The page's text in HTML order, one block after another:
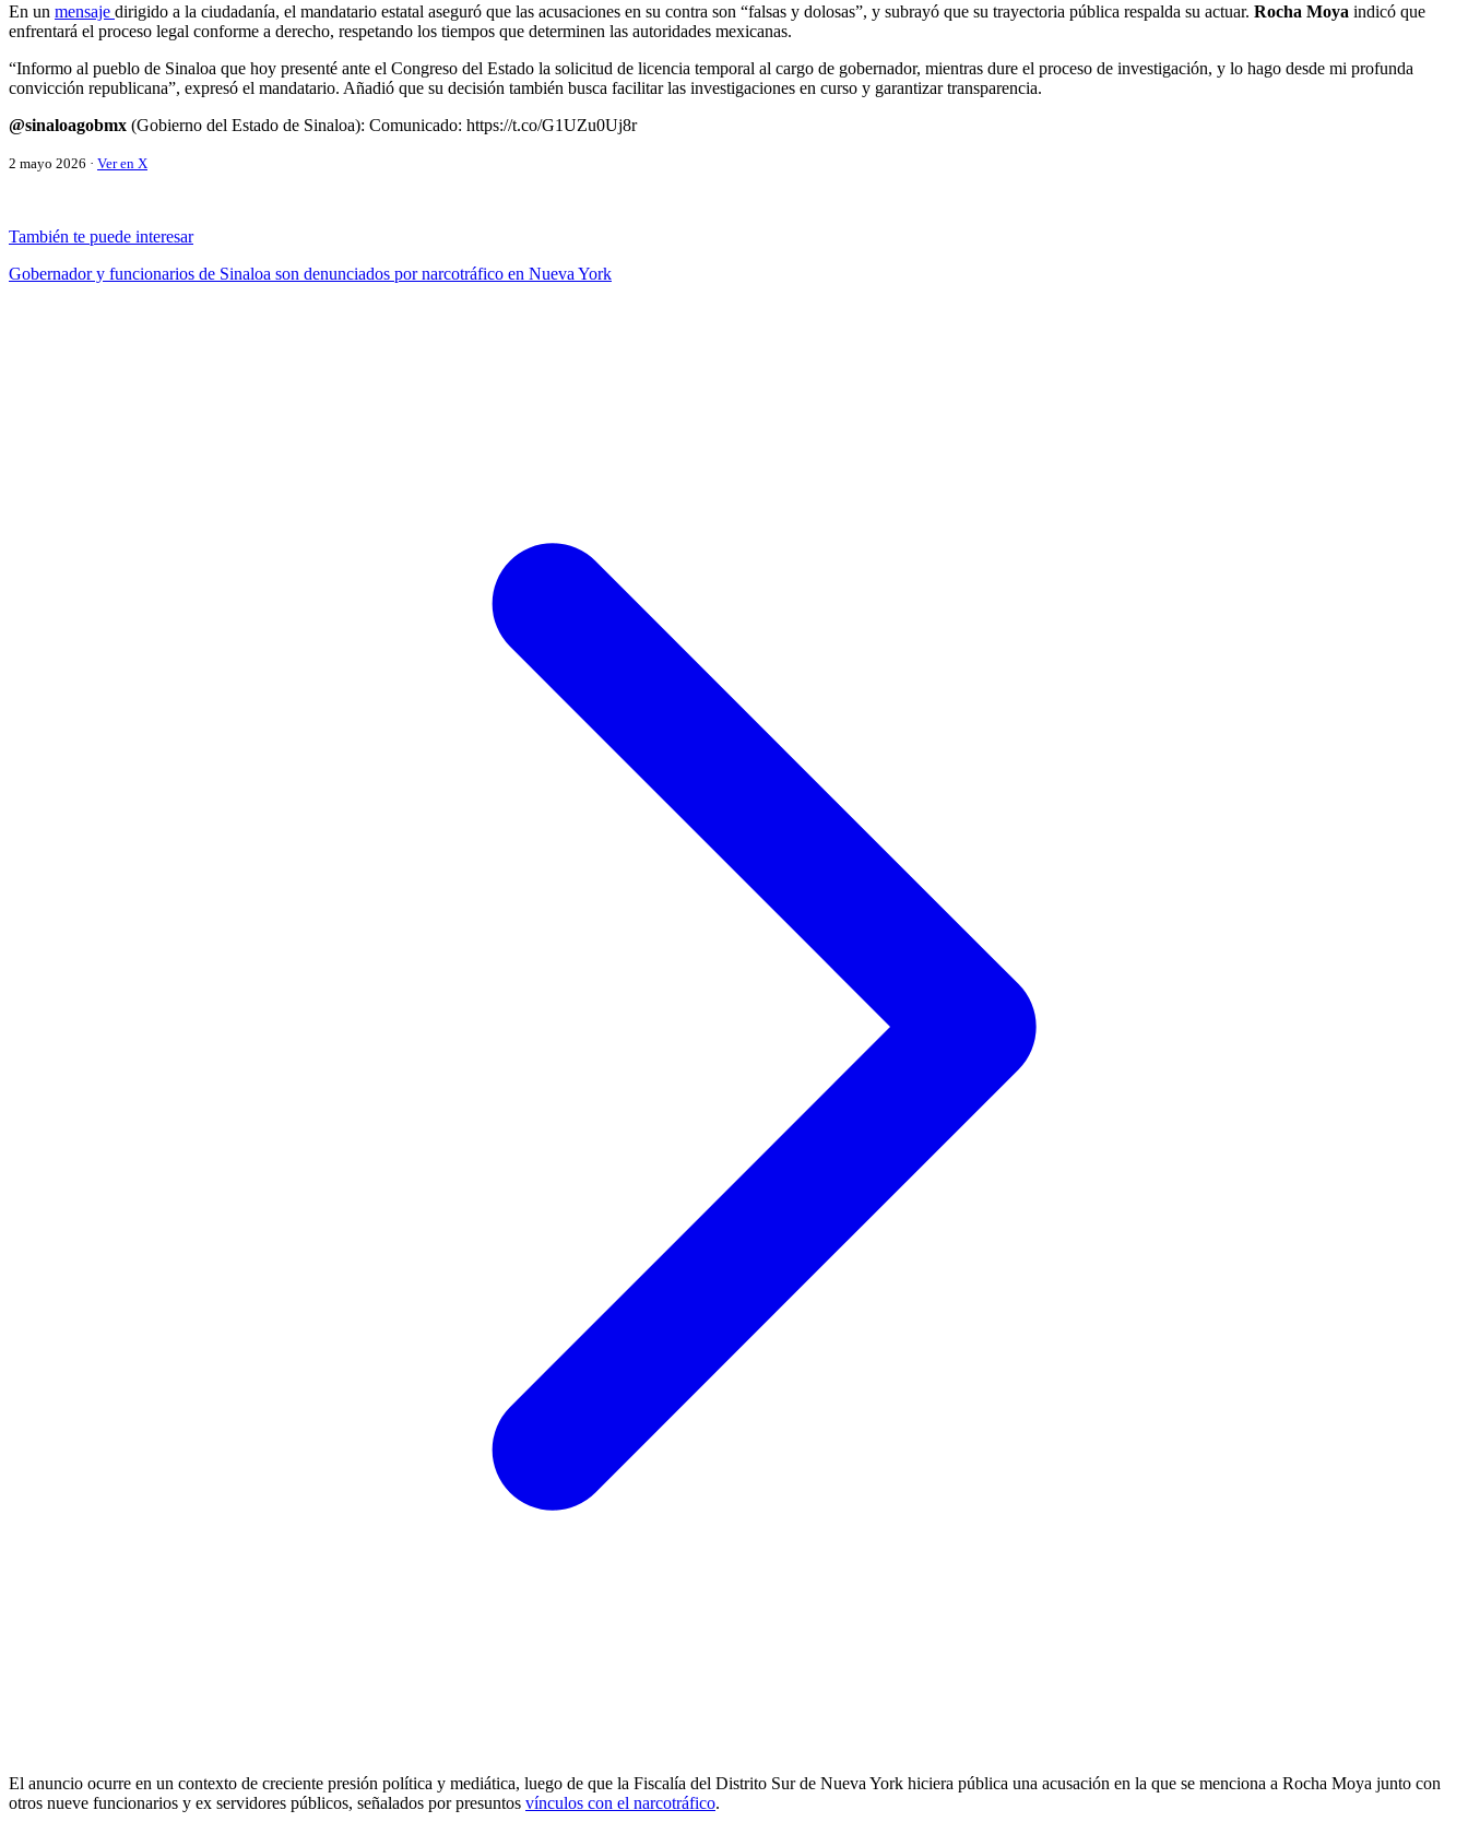
En un mensaje dirigido a la ciudadanía, el mandatario estatal aseguró que las acusaciones en su contra son “falsas y dolosas”, y subrayó que su trayectoria pública respalda su actuar. Rocha Moya indicó que
enfrentará el proceso legal conforme a derecho, respetando los tiempos que determinen las autoridades mexicanas.
“Informo al pueblo de Sinaloa que hoy presenté ante el Congreso del Estado la solicitud de licencia temporal al cargo de gobernador, mientras dure el proceso de investigación, y lo hago desde mi profunda
convicción republicana”, expresó el mandatario. Añadió que su decisión también busca facilitar las investigaciones en curso y garantizar transparencia.
@sinaloagobmx (Gobierno del Estado de Sinaloa): Comunicado: https://t.co/G1UZu0Uj8r
2 mayo 2026 · Ver en X
También te puede interesar
Gobernador y funcionarios de Sinaloa son denunciados por narcotráfico en Nueva York
El anuncio ocurre en un contexto de creciente presión política y mediática, luego de que la Fiscalía del Distrito Sur de Nueva York hiciera pública una acusación en la que se menciona a Rocha Moya junto con
otros nueve funcionarios y ex servidores públicos, señalados por presuntos vínculos con el narcotráfico.